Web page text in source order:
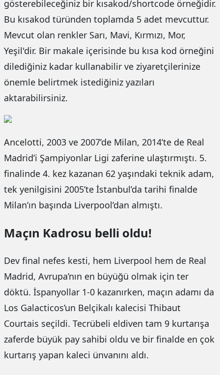
gösterebileceğiniz bir kısakod/shortcode örneğidir.
Bu kısakod türünden toplamda 5 adet mevcuttur.
Mevcut olan renkler Sarı, Mavi, Kırmızı, Mor,
Yeşil'dir. Bir makale içerisinde bu kısa kod örneğini
dilediğiniz kadar kullanabilir ve ziyaretçilerinize
önemle belirtmek istediğiniz yazıları
aktarabilirsiniz.
Ancelotti, 2003 ve 2007’de Milan, 2014’te de Real
Madrid’i Şampiyonlar Ligi zaferine ulaştırmıştı. 5.
finalinde 4. kez kazanan 62 yaşındaki teknik adam,
tek yenilgisini 2005’te İstanbul’da tarihi finalde
Milan’ın başında Liverpool’dan almıştı.
Maçın Kadrosu belli oldu!
Dev final nefes kesti, hem Liverpool hem de Real
Madrid, Avrupa’nın en büyüğü olmak için ter
döktü. İspanyollar 1-0 kazanırken, maçın adamı da
Los Galacticos’un Belçikalı kalecisi Thibaut
Courtais seçildi. Tecrübeli eldiven tam 9 kurtarışa
zaferde büyük pay sahibi oldu ve bir finalde en çok
kurtarış yapan kaleci ünvanını aldı.